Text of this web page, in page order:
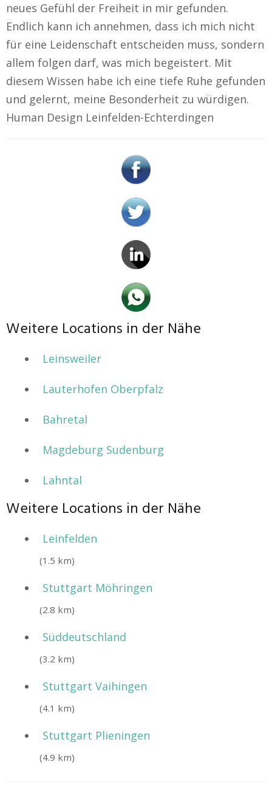
neues Gefühl der Freiheit in mir gefunden.
Endlich kann ich annehmen, dass ich mich nicht
für eine Leidenschaft entscheiden muss, sondern
allem folgen darf, was mich begeistert. Mit
diesem Wissen habe ich eine tiefe Ruhe gefunden
und gelernt, meine Besonderheit zu würdigen.
Human Design Leinfelden-Echterdingen
Weitere Locations in der Nähe
Leinsweiler
Lauterhofen Oberpfalz
Bahretal
Magdeburg Sudenburg
Lahntal
Weitere Locations in der Nähe
Leinfelden
(1.5 km)
Stuttgart Möhringen
(2.8 km)
Süddeutschland
(3.2 km)
Stuttgart Vaihingen
(4.1 km)
Stuttgart Plieningen
(4.9 km)